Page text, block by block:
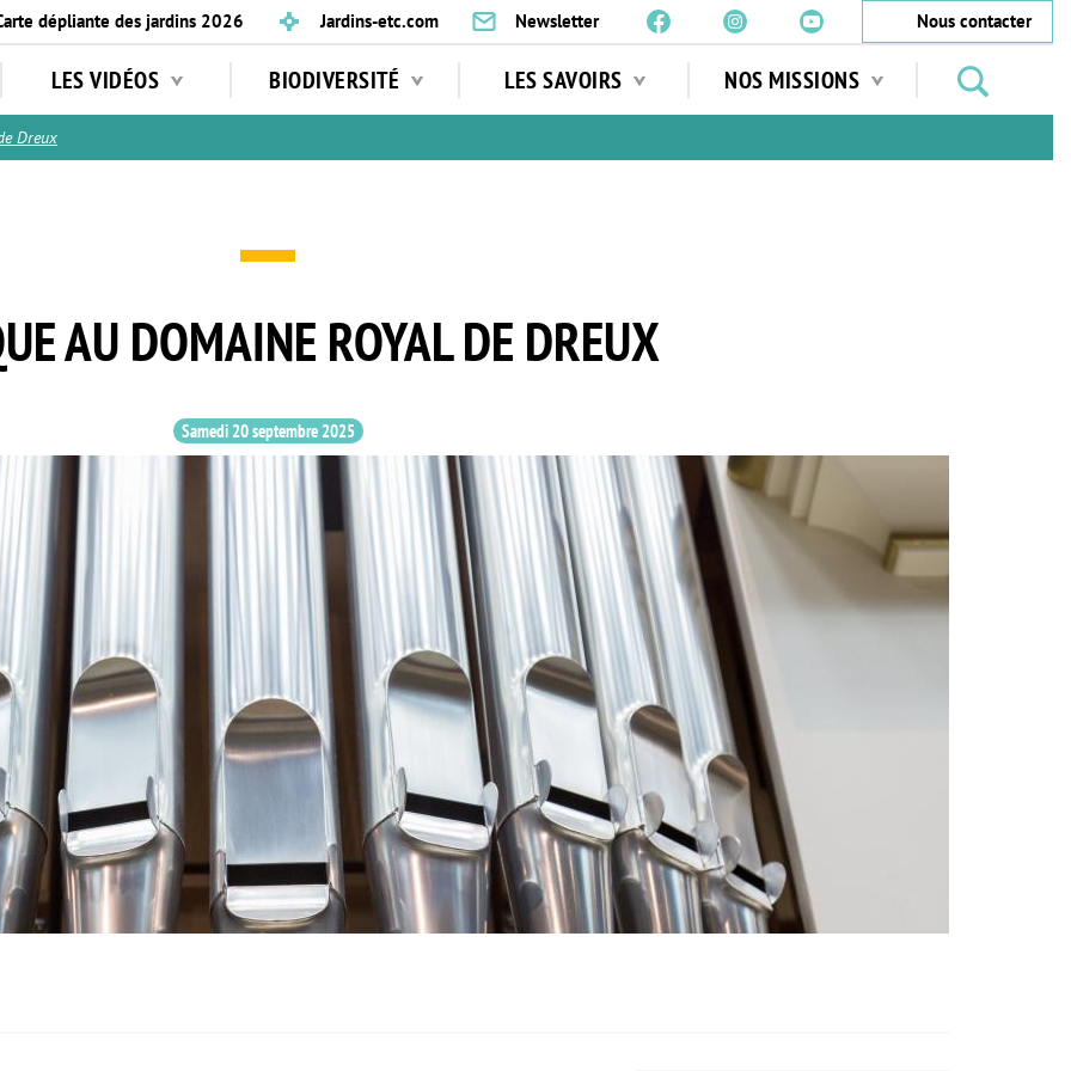
dépliante des jardins 2026 Jardins-etc.com Newsletter
Nous contacter
LES VIDÉOS BIODIVERSITÉ LES SAVOIRS NOS MISSIONS
jardins
Dreux
AU DOMAINE ROYAL DE DREUX
Samedi 20 septembre 2025